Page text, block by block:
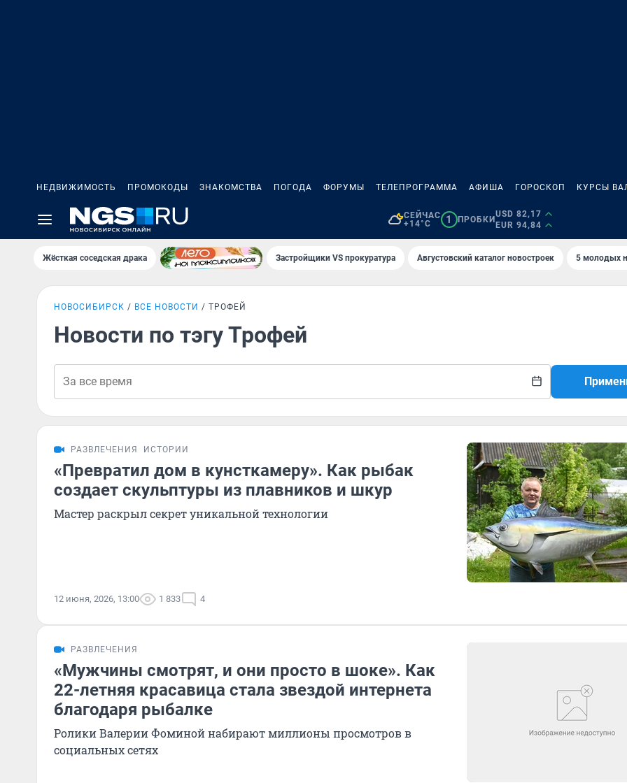
НЕДВИЖИМОСТЬ ПРОМОКОДЫ ЗНАКОМСТВА ПОГОДА ФОРУМЫ ТЕЛЕПРОГРАММА АФИША ГОРОСКОП КУРСЫ
СЕЙЧАС
+14°C
1 ПРОБКИ
USD 82,17
EUR 94,84
Жёсткая соседская драка Застройщики VS прокуратура Августовский каталог новостроек 5 молодых
НОВОСИБИРСК ВСЕ НОВОСТИ ТРОФЕЙ
Новости по тэгу Трофей
РАЗВЛЕЧЕНИЯ ИСТОРИИ
«Превратил дом в кунсткамеру». Как рыбак
создает скульптуры из плавников и шкур
Мастер раскрыл секрет уникальной технологии
12 июня, 2026, 13:00 1 833 4
РАЗВЛЕЧЕНИЯ
«Мужчины смотрят, и они просто в шоке». Как
22-летняя красавица стала звездой интернета
благодаря рыбалке
Ролики Валерии Фоминой набирают миллионы просмотров в
социальных сетях